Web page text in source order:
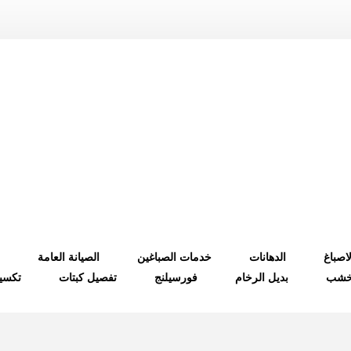
الدهانات خدمات الصباغين
الصيانة العامة
بديل الرخام فورسيلنج تفصيل كبتات